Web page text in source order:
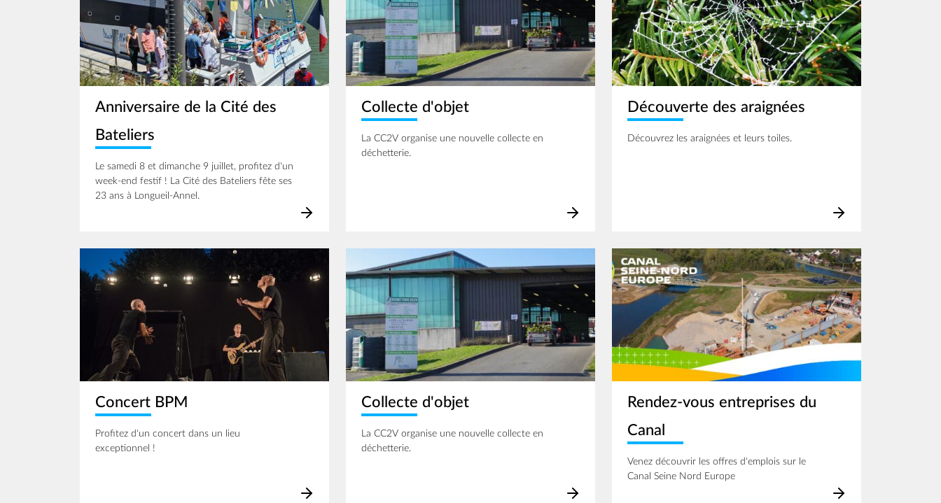
Anniversaire de la Cité des
Bateliers
Le samedi 8 et dimanche 9 juillet, profitez d'un
week-end festif ! La Cité des Bateliers fête ses
23 ans à Longueil-Annel.
Collecte d'objet
La CC2V organise une nouvelle collecte en
déchetterie.
Découverte des araignées
Découvrez les araignées et leurs toiles.
Concert BPM
Profitez d'un concert dans un lieu
exceptionnel !
Collecte d'objet
La CC2V organise une nouvelle collecte en
déchetterie.
Image
Rendez-vous entreprises du
Canal
Venez découvrir les offres d'emplois sur le
Canal Seine Nord Europe